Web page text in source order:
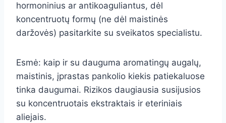
hormoninius ar antikoaguliantus, dėl
koncentruotų formų (ne dėl maistinės
daržovės) pasitarkite su sveikatos specialistu.
Esmė: kaip ir su dauguma aromatingų augalų,
maistinis, įprastas pankolio kiekis patiekaluose
tinka daugumai. Rizikos daugiausia susijusios
su koncentruotais ekstraktais ir eteriniais
aliejais.